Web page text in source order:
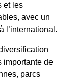
et les
avec un
l’international.
importante de
parcs